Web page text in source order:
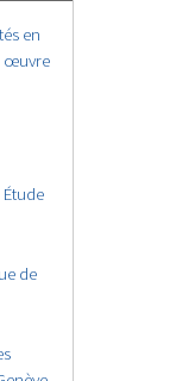
en
œuvre
Étude
de